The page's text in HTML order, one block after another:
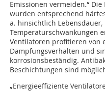
Emissionen vermeiden.“
wurden entsprechend
a. hinsichtlich
Temperaturschwankungen
Ventilatoren profitieren von
Dämpfungsverhalten und
korrosionsbeständig.
Beschichtungen sind
„Energieeffiziente